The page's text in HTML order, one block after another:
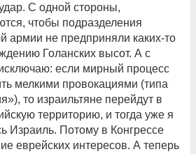
С одной стороны,
чтобы подразделения
армии не предприняли каких-то
Голанских высот. А с
если мирный процесс
мелкими провокациями (типа
то израильтяне перейдут в
территорию, и тогда уже я
Израиль. Потому в Конгрессе
еврейских интересов. А теперь